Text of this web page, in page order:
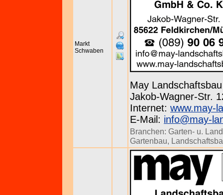
Markt
Schwaben
May
Jakob-Wagner-Str.
Internet: www.may-
E-Mail: info@may-
Branchen: Garten- u.
Gartenbau,